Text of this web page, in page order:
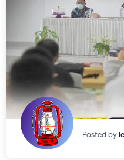
Posted by